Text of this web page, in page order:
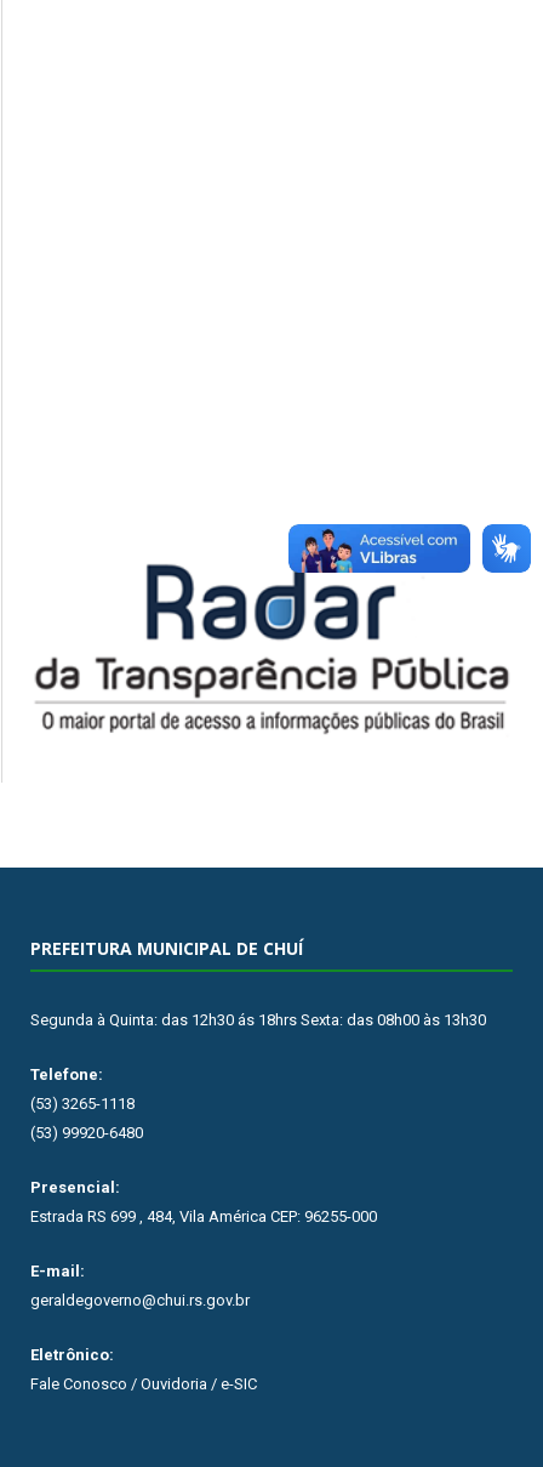
PREFEITURA MUNICIPAL DE CHUÍ
Segunda à Quinta: das 12h30 ás 18hrs Sexta: das 08h00 às 13h30
Telefone:
(53) 3265-1118
(53) 99920-6480
Presencial:
Estrada RS 699 , 484, Vila América CEP: 96255-000
E-mail:
geraldegoverno@chui.rs.gov.br
Eletrônico:
Fale Conosco / Ouvidoria / e-SIC